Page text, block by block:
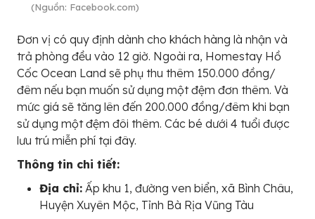
(Nguồn: Facebook.com)
Đơn vị có quy định dành cho khách hàng là nhận và
trả phòng đều vào 12 giờ. Ngoài ra, Homestay Hồ
Cốc Ocean Land sẽ phụ thu thêm 150.000 đồng/
đêm nếu bạn muốn sử dụng một đệm đơn thêm. Và
mức giá sẽ tăng lên đến 200.000 đồng/đêm khi bạn
sử dụng một đệm đôi thêm. Các bé dưới 4 tuổi được
lưu trú miễn phí tại đây.
Thông tin chi tiết:
Địa chỉ: Ấp khu 1, đường ven biển, xã Bình Châu,
Huyện Xuyên Mộc, Tỉnh Bà Rịa Vũng Tàu